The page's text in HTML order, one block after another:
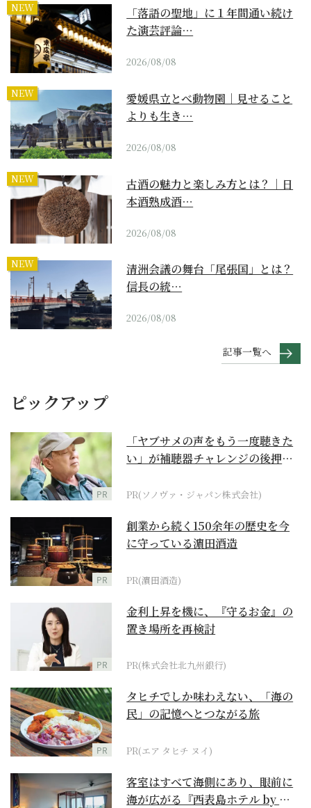
NEW
「落語の聖地」に１年間通い続け
た演芸評論…
2026/08/08
NEW
愛媛県立とべ動物園｜見せること
よりも生き…
2026/08/08
NEW
古酒の魅力と楽しみ方とは？｜日
本酒熟成酒…
2026/08/08
NEW
清洲会議の舞台「尾張国」とは？
信長の統…
2026/08/08
記事一覧へ
ピックアップ
PR
「ヤブサメの声をもう一度聴きた
い」が補聴器チャレンジの後押し
PR(ソノヴァ・ジャパン株式会社)
PR
創業から続く150余年の歴史を今
に守っている濵田酒造
PR(濵田酒造)
PR
金利上昇を機に、『守るお金』の
置き場所を再検討
PR(株式会社北九州銀行)
PR
タヒチでしか味わえない、「海の
民」の記憶へとつながる旅
PR(エア タヒチ ヌイ)
客室はすべて海側にあり、眼前に
海が広がる『西表島ホテル by 星